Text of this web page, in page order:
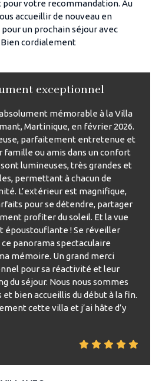
pour votre recommandation. Au
accueillir de nouveau en
un prochain séjour avec
Bien cordialement
exceptionnel
mémorable à la Villa
Martinique, en février 2026.
parfaitement entretenue et
famille ou amis dans un confort
lumineuses, très grandes et
permettant à chacun de
L’extérieur est magnifique,
pour se détendre, partager
profiter du soleil. Et la vue
époustouflante ! Se réveiller
panorama spectaculaire
mémoire. Un grand merci
pour sa réactivité et leur
du séjour. Nous nous sommes
bien accueillis du début à la fin.
cette villa et j’ai hâte d’y